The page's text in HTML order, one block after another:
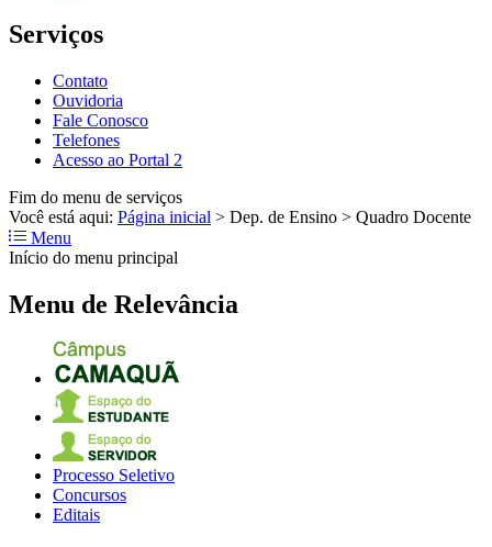
Serviços
Contato
Ouvidoria
Fale Conosco
Telefones
Acesso ao Portal 2
Fim do menu de serviços
Você está aqui: Página inicial > Dep. de Ensino > Quadro Docente
Menu
Início do menu principal
Menu de Relevância
Processo Seletivo
Concursos
Editais